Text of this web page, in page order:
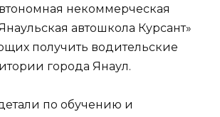
некоммерческая
автошкола Курсант»
получить водительские
города Янаул.
по обучению и